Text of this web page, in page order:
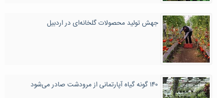
جهش تولید محصولات گلخانه‌ای در اردبیل
۱۴۰ گونه گیاه آپارتمانی از مرودشت صادر می‌شود